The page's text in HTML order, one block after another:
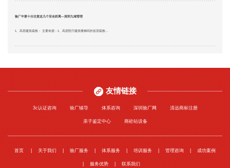
验厂中要十分注意这几个安全距离—深圳九域管理
1、高层建筑疏散： 主要依据：1、高层医疗建筑楼梯间的首层疏散...
友情链接
3c认证咨询 验厂辅导 体系咨询 深圳验厂网 清远商标注册
亲子鉴定中心 商砼站设备
首页 关于我们 验厂服务 体系服务 培训服务 管理咨询 成功案例
服务优势 联系我们